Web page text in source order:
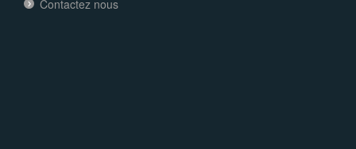
Contactez nous